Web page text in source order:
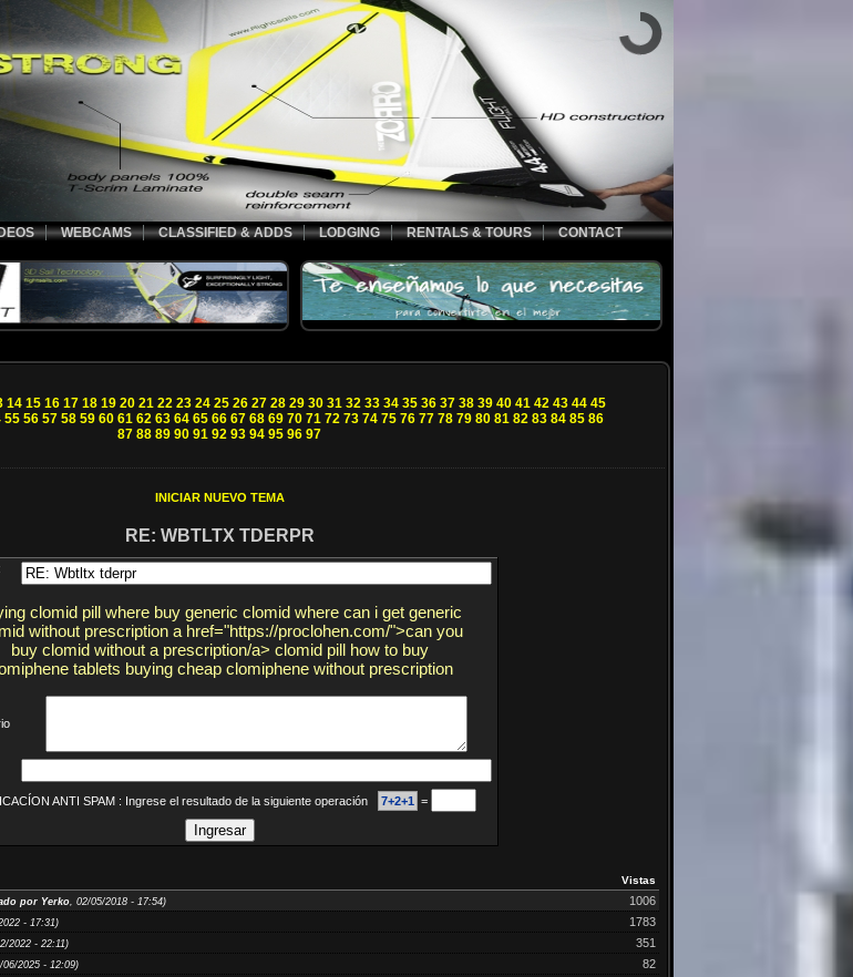
WEBCAMS CLASSIFIED & ADDS LODGING RENTALS & TOURS CONTACT
14 15 16 17 18 19 20 21 22 23 24 25 26 27 28 29 30 31 32 33 34 35 36 37 38 39 40 41 42 43 44 45
55 56 57 58 59 60 61 62 63 64 65 66 67 68 69 70 71 72 73 74 75 76 77 78 79 80 81 82 83 84 85 86
87 88 89 90 91 92 93 94 95 96 97
INICIAR NUEVO TEMA
RE: WBTLTX TDERPR
clomid pill where buy generic clomid where can i get generic
without prescription a href="https://proclohen.com/">can you
buy clomid without a prescription/a> clomid pill how to buy
tablets buying cheap clomiphene without prescription
ANTI SPAM : Ingrese el resultado de la siguiente operación 7+2+1 =
Vistas
1006
por Yerko, 02/05/2018 - 17:54)
1783
- 17:31)
351
2022 - 22:11)
82
06/2025 - 12:09)